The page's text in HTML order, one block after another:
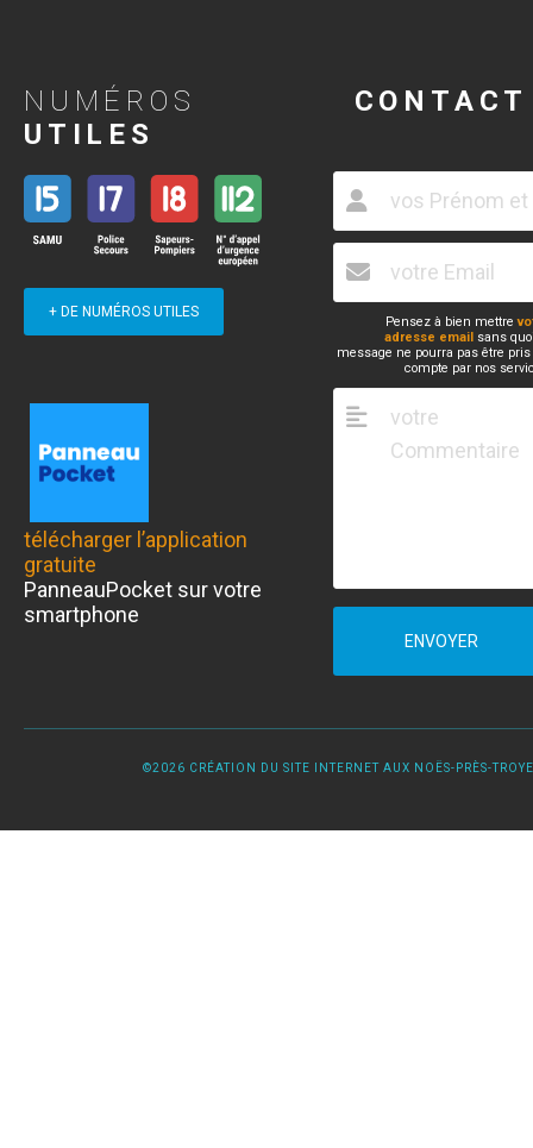
NUMÉROS
UTILES
+ DE NUMÉROS UTILES
télécharger l’application
gratuite
PanneauPocket sur votre
smartphone
CONTACT
Pensez à bien mettre
adresse email sans
message ne pourra pas être
compte par nos
ENVOYER
©2026 CRÉATION DU SITE INTERNET AUX NOËS-PRÈS-